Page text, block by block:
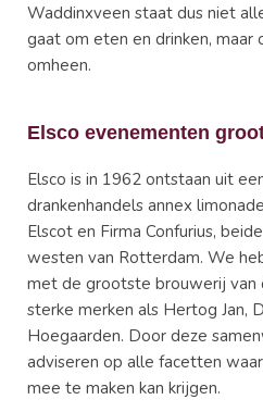
Waddinxveen staat dus niet
gaat om eten en drinken, maar
omheen.
Elsco evenementen
Elsco is in 1962 ontstaan uit
drankenhandels annex
Elscot en Firma Confurius,
westen van Rotterdam. We
met de grootste brouwerij
sterke merken als Hertog Jan,
Hoegaarden. Door deze
adviseren op alle facetten
mee te maken kan krijgen.